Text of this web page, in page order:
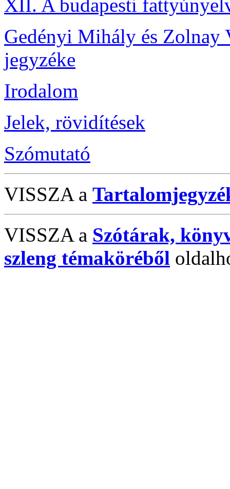
XII. A budapesti
Gedényi Mihály és
jegyzéke
Irodalom
Jelek, rövidítések
Szómutató
VISSZA a
VISSZA a Szótárak,
szleng témaköréből